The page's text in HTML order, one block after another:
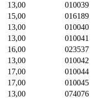
13,00
010039
15,00
016189
13,00
010040
13,00
010041
16,00
023537
13,00
010042
17,00
010044
17,00
010045
13,00
074076